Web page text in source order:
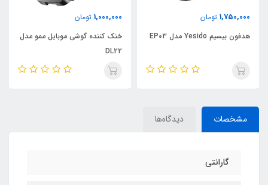
1,750,000 تومان
هدفون بیسیم Yesido مدل EP03
1,000,000 تومان
خنک کننده گوشی موبایل ممو مدل
DL22
مشخصات دیدگاه‌ها
گارانتی